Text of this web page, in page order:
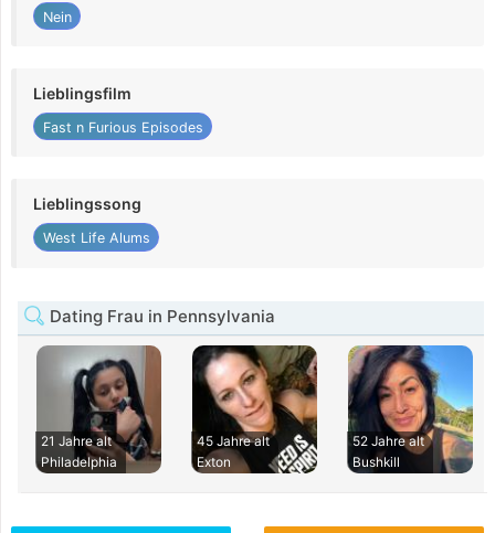
Nein
Lieblingsfilm
Fast n Furious Episodes
Lieblingssong
West Life Alums
Dating Frau in Pennsylvania
21 Jahre alt
Philadelphia
45 Jahre alt
Exton
52 Jahre alt
Bushkill